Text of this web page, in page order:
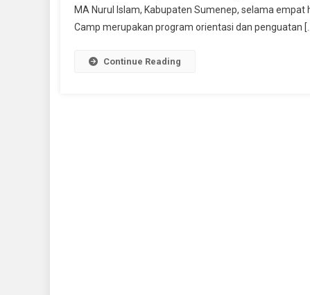
MA Nurul Islam, Kabupaten Sumenep, selama empat
Camp merupakan program orientasi dan penguatan […]
Continue Reading